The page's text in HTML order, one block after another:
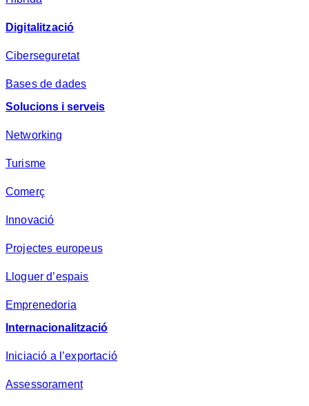
Digitalització
Ciberseguretat
Bases de dades
Solucions i serveis
Networking
Turisme
Comerç
Innovació
Projectes europeus
Lloguer d’espais
Emprenedoria
Internacionalització
Iniciació a l’exportació
Assessorament